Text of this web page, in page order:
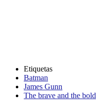
Etiquetas
Batman
James Gunn
The brave and the bold